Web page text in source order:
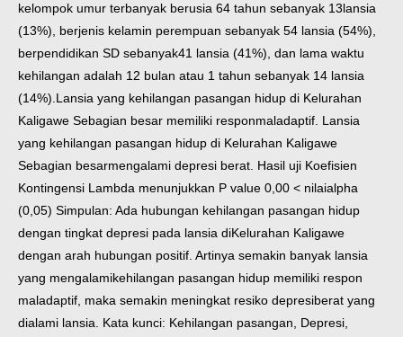
kelompok umur terbanyak berusia 64 tahun sebanyak 13lansia
(13%), berjenis kelamin perempuan sebanyak 54 lansia (54%),
berpendidikan SD sebanyak41 lansia (41%), dan lama waktu
kehilangan adalah 12 bulan atau 1 tahun sebanyak 14 lansia
(14%).Lansia yang kehilangan pasangan hidup di Kelurahan
Kaligawe Sebagian besar memiliki responmaladaptif. Lansia
yang kehilangan pasangan hidup di Kelurahan Kaligawe
Sebagian besarmengalami depresi berat. Hasil uji Koefisien
Kontingensi Lambda menunjukkan P value 0,00 < nilaialpha
(0,05) Simpulan: Ada hubungan kehilangan pasangan hidup
dengan tingkat depresi pada lansia diKelurahan Kaligawe
dengan arah hubungan positif. Artinya semakin banyak lansia
yang mengalamikehilangan pasangan hidup memiliki respon
maladaptif, maka semakin meningkat resiko depresiberat yang
dialami lansia. Kata kunci: Kehilangan pasangan, Depresi,